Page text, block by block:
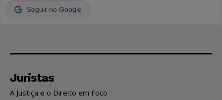
Seguir no Google
Juristas
A Justiça e o Direito em Foco